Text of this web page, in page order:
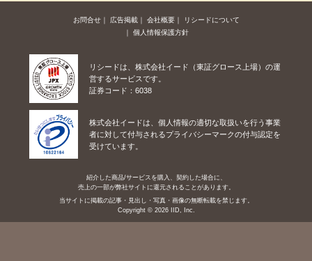
お問合せ 広告掲載 会社概要
リシードについて
個人情報保護方針
リシードは、株式会社イード（東証グロース上場）の運
営するサービスです。
証券コード：6038
株式会社イードは、個人情報の適切な取扱いを行う事業
者に対して付与されるプライバシーマークの付与認定を
受けています。
紹介した商品/サービスを購入、契約した場合に、
売上の一部が弊社サイトに還元されることがあります。
当サイトに掲載の記事・見出し・写真・画像の無断転載を禁じます。
Copyright © 2026 IID, Inc.